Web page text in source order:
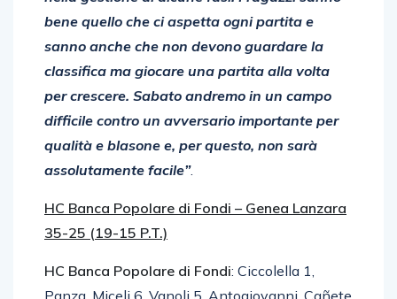
nella gestione di alcune fasi. I ragazzi sanno
bene quello che ci aspetta ogni partita e
sanno anche che non devono guardare la
classifica ma giocare una partita alla volta
per crescere. Sabato andremo in un campo
difficile contro un avversario importante per
qualità e blasone e, per questo, non sarà
HC Banca Popolare di Fondi – Genea Lanzara
HC Banca Popolare di Fondi: Ciccolella 1,